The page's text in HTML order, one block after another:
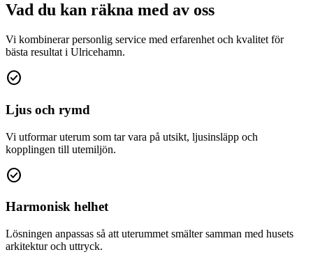
Vad du kan räkna med av oss
Vi kombinerar personlig service med erfarenhet och kvalitet för
bästa resultat i Ulricehamn.
check_circle
Ljus och rymd
Vi utformar uterum som tar vara på utsikt, ljusinsläpp och
kopplingen till utemiljön.
check_circle
Harmonisk helhet
Lösningen anpassas så att uterummet smälter samman med husets
arkitektur och uttryck.